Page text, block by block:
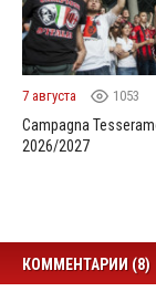
7 августа 1053
Campagna
2026/2027
КОММЕНТАРИИ (8)